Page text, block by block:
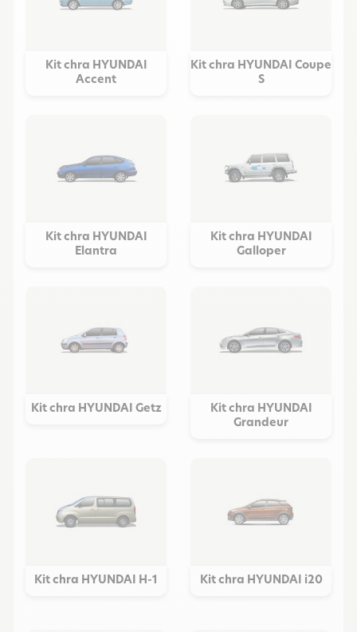
Kit chra HYUNDAI
Accent
Kit chra HYUNDAI Coupe
S
Kit chra HYUNDAI
Elantra
Kit chra HYUNDAI
Galloper
Kit chra HYUNDAI Getz
Kit chra HYUNDAI
Grandeur
Kit chra HYUNDAI H-1 Kit chra HYUNDAI i20